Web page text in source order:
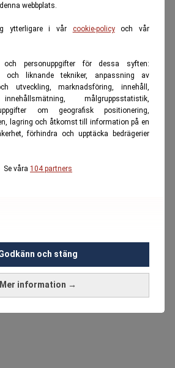
webbplats.
ytterligare i vår cookie-policyoch vår
personuppgifter för dessa syften:
och liknande tekniker, anpassning av
utveckling, marknadsföring, innehåll,
målgruppsstatistik,
om geografisk positionering,
lagring och åtkomst till information på en
förhindra och upptäcka bedrägerier
Se våra 104 partners
Mer information →
och stäng